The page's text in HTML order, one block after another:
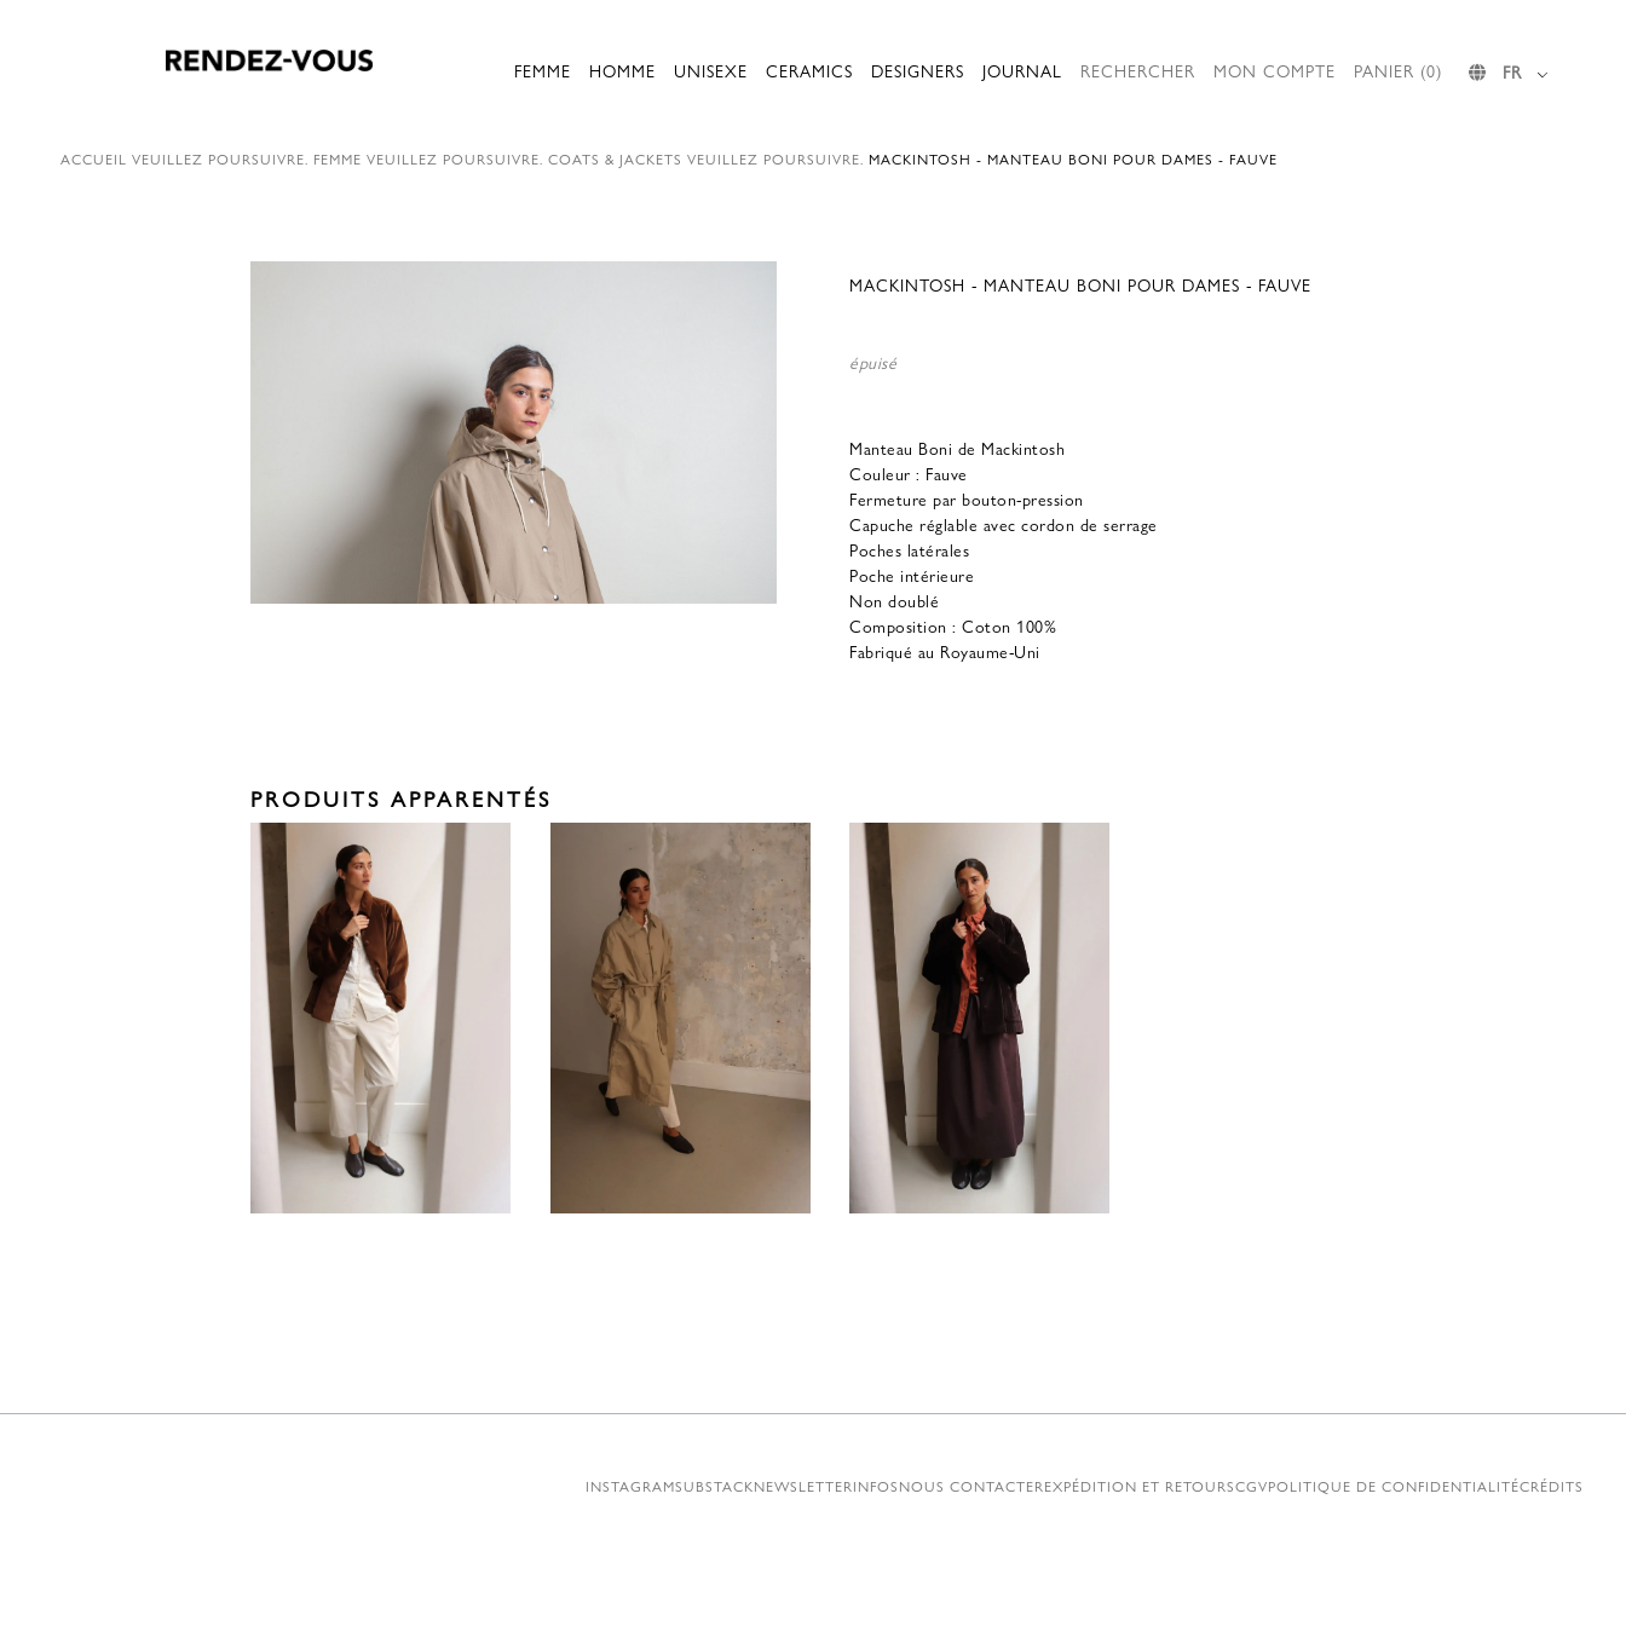
FEMME HOMME UNISEXE CERAMICS DESIGNERS JOURNAL RECHERCHER MON COMPTE PANIER (0) FR
ACCUEIL VEUILLEZ POURSUIVRE. FEMME VEUILLEZ POURSUIVRE. COATS & JACKETS VEUILLEZ POURSUIVRE. MACKINTOSH - MANTEAU BONI POUR DAMES - FAUVE
MACKINTOSH - MANTEAU BONI POUR DAMES - FAUVE
épuisé
Manteau Boni de Mackintosh
Couleur : Fauve
Fermeture par bouton-pression
Capuche réglable avec cordon de serrage
Poches latérales
Poche intérieure
Non doublé
Composition : Coton 100%
Fabriqué au Royaume-Uni
PRODUITS APPARENTÉS
INSTAGRAMSUBSTACKNEWSLETTERINFOSNOUS CONTACTEREXPÉDITION ET RETOURSCGVPOLITIQUE DE CONFIDENTIALITÉCRÉDITS